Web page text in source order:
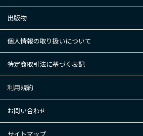
出版物
個人情報の取り扱いについて
特定商取引法に基づく表記
利用規約
お問い合わせ
サイトマップ